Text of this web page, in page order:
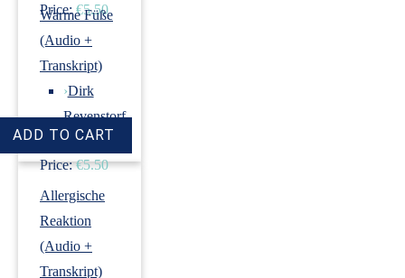
Price: €5.50
Warme Füße
(Audio +
Transkript)
›Dirk
Revenstorf
Price: €5.50
Allergische
Reaktion
(Audio +
Transkript)